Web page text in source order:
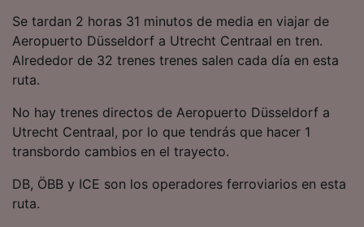
Se tardan 2 horas 31 minutos de media en viajar de
Aeropuerto Düsseldorf a Utrecht Centraal en tren.
Alrededor de 32 trenes trenes salen cada día en esta
ruta.
No hay trenes directos de Aeropuerto Düsseldorf a
Utrecht Centraal, por lo que tendrás que hacer 1
transbordo cambios en el trayecto.
DB, ÖBB y ICE son los operadores ferroviarios en esta
ruta.
características del dispositivo para su
identificación. Almacenar la información en un
dispositivo y/o acceder a ella. Publicidad y
audiencia y desarrollo de servicios.
Lista de asociados (proveedores)